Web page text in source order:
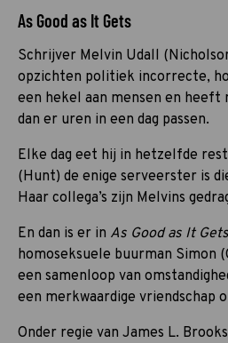
As Good as It Gets
Schrijver Melvin Udall
opzichten politiek incorrecte,
een hekel aan mensen en heeft
dan er uren in een dag passen.
Elke dag eet hij in hetzelfde
(Hunt) de enige serveerster is
Haar collega’s zijn Melvins
En dan is er in As Good as It Gets
homoseksuele buurman Simon
een samenloop van
een merkwaardige vriendschap
Onder regie van James L.